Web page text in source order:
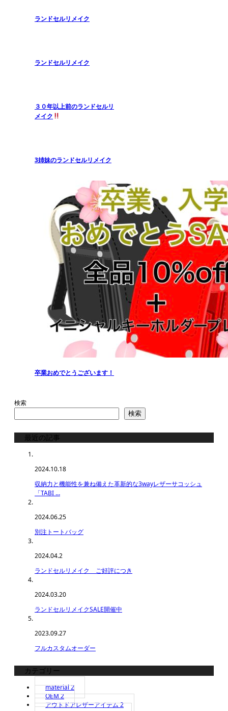
ランドセルリメイク
ランドセルリメイク
３０年以上前のランドセルリ
メイク
3姉妹のランドセルリメイク
卒業おめでとうございます！
検索
検索
最近の記事
2024.10.18
収納力と機能性を兼ね備えた革新的な3wayレザーサコッシュ
「TABI …
2024.06.25
別注トートバッグ
2024.04.2
ランドセルリメイク ご好評につき
2024.03.20
ランドセルリメイクSALE開催中
2023.09.27
フルカスタムオーダー
カテゴリー
material2
OEM2
アウトドアレザーアイテム2